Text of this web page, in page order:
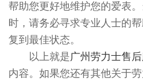
帮助您更好地维护您的爱表
时，请务必寻求专业人士的
复到最佳状态。
以上就是广州劳力士售
内容。如果您还有其他关于